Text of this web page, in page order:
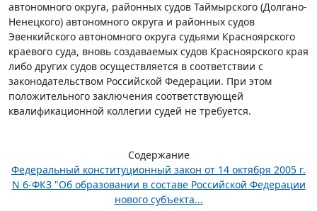
автономного округа, районных судов Таймырского (Долгано-
Ненецкого) автономного округа и районных судов
Эвенкийского автономного округа судьями Красноярского
краевого суда, вновь создаваемых судов Красноярского края
либо других судов осуществляется в соответствии с
законодательством Российской Федерации. При этом
положительного заключения соответствующей
квалификационной коллегии судей не требуется.
Содержание
Федеральный конституционный закон от 14 октября 2005 г.
N 6-ФКЗ "Об образовании в составе Российской Федерации
нового субъекта...